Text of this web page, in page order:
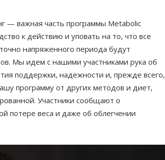
— важная часть программы Metabolic
к действию и уповать на то, что все
напряженного периода будут
Мы идем с нашими участниками рука об
поддержки, надежности и, прежде всего,
программу от других методов и диет,
Участники сообщают о
потере веса и даже об облегчении